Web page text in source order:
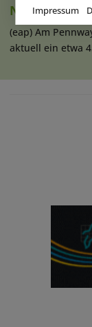
Impressum
Neues
(eap) Am
aktuell ein etwa